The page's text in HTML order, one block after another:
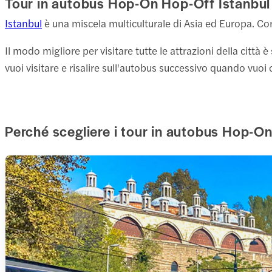
2
1
10
per
9.
11.
12.
13.
Istanbul è una miscela multiculturale di Asia ed Europa.
Il modo migliore per visitare tutte le attrazioni della città è
vuoi visitare e risalire sull'autobus successivo quando vuoi
Perché scegliere i tour in autobus Hop-